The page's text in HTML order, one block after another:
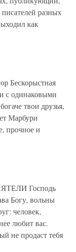
разных
как
Бескорыстная
с одинаковыми
твои друзья,
Марбури
прочное и
Господь
Богу, вольны
человек,
любит вас.
не продаст тебя